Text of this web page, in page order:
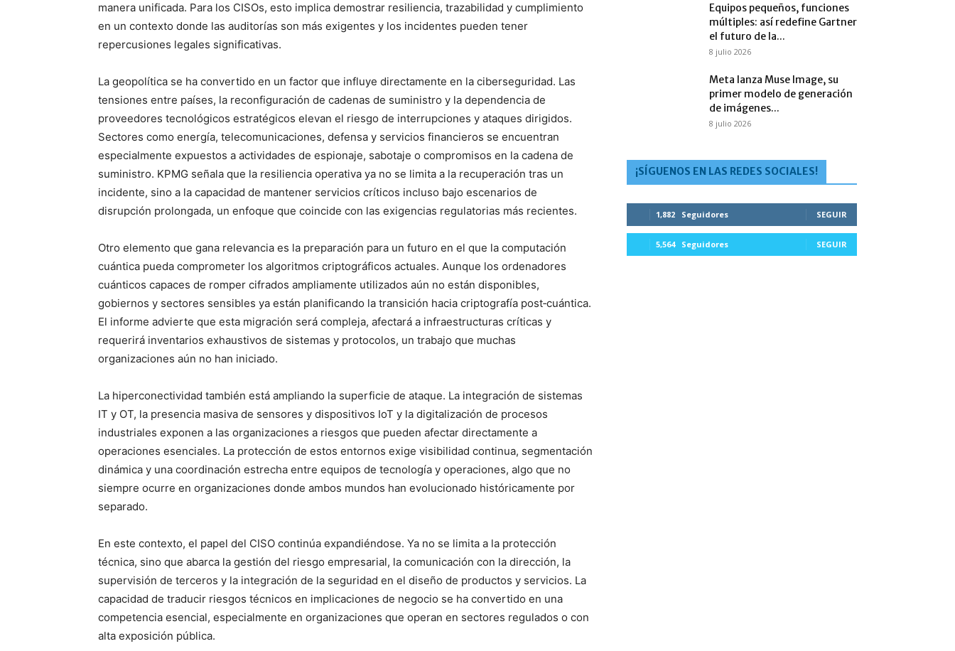
manera unificada. Para los CISOs, esto implica demostrar resiliencia, trazabilidad y cumplimiento
en un contexto donde las auditorías son más exigentes y los incidentes pueden tener
repercusiones legales significativas.
La geopolítica se ha convertido en un factor que influye directamente en la ciberseguridad. Las
tensiones entre países, la reconfiguración de cadenas de suministro y la dependencia de
proveedores tecnológicos estratégicos elevan el riesgo de interrupciones y ataques dirigidos.
Sectores como energía, telecomunicaciones, defensa y servicios financieros se encuentran
especialmente expuestos a actividades de espionaje, sabotaje o compromisos en la cadena de
suministro. KPMG señala que la resiliencia operativa ya no se limita a la recuperación tras un
incidente, sino a la capacidad de mantener servicios críticos incluso bajo escenarios de
disrupción prolongada, un enfoque que coincide con las exigencias regulatorias más recientes.
Otro elemento que gana relevancia es la preparación para un futuro en el que la computación
cuántica pueda comprometer los algoritmos criptográficos actuales. Aunque los ordenadores
cuánticos capaces de romper cifrados ampliamente utilizados aún no están disponibles,
gobiernos y sectores sensibles ya están planificando la transición hacia criptografía post‑cuántica.
El informe advierte que esta migración será compleja, afectará a infraestructuras críticas y
requerirá inventarios exhaustivos de sistemas y protocolos, un trabajo que muchas
organizaciones aún no han iniciado.
La hiperconectividad también está ampliando la superficie de ataque. La integración de sistemas
IT y OT, la presencia masiva de sensores y dispositivos IoT y la digitalización de procesos
industriales exponen a las organizaciones a riesgos que pueden afectar directamente a
operaciones esenciales. La protección de estos entornos exige visibilidad continua, segmentación
dinámica y una coordinación estrecha entre equipos de tecnología y operaciones, algo que no
siempre ocurre en organizaciones donde ambos mundos han evolucionado históricamente por
separado.
En este contexto, el papel del CISO continúa expandiéndose. Ya no se limita a la protección
técnica, sino que abarca la gestión del riesgo empresarial, la comunicación con la dirección, la
supervisión de terceros y la integración de la seguridad en el diseño de productos y servicios. La
capacidad de traducir riesgos técnicos en implicaciones de negocio se ha convertido en una
competencia esencial, especialmente en organizaciones que operan en sectores regulados o con
alta exposición pública.
Equipos pequeños, funciones
múltiples: así redefine Gartner
el futuro de la...
8 julio 2026
Meta lanza Muse Image, su
primer modelo de generación
de imágenes...
8 julio 2026
¡SÍGUENOS EN LAS REDES SOCIALES!
1,882 Seguidores SEGUIR
5,564 Seguidores SEGUIR